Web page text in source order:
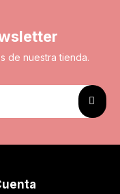
de nuestra tienda.